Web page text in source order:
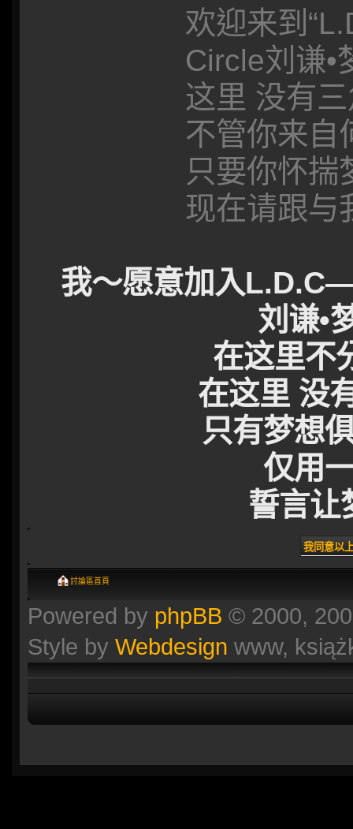
欢迎来到
Circle刘谦•
这里 没有
不管你来自
只要你怀揣
现在请跟与
我～愿意加入
刘谦•
在这里不
在这里 没
只有梦想
仅用
誓言让
討論區首頁
Powered by phpBB © 2000,
Style by Webdesign www,